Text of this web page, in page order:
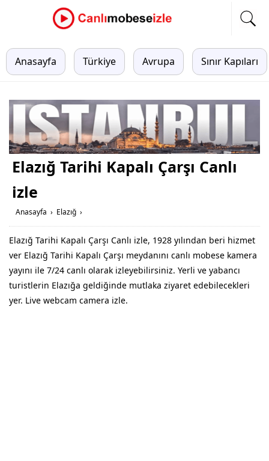
Anasayfa Türkiye Avrupa Sınır Kapıları
Elazığ Tarihi Kapalı Çarşı Canlı
izle
Anasayfa › Elazığ ›
Elazığ Tarihi Kapalı Çarşı Canlı izle, 1928 yılından beri hizmet
ver Elazığ Tarihi Kapalı Çarşı meydanını canlı mobese kamera
yayını ile 7/24 canlı olarak izleyebilirsiniz. Yerli ve yabancı
turistlerin Elazığa geldiğinde mutlaka ziyaret edebilecekleri
yer. Live webcam camera izle.